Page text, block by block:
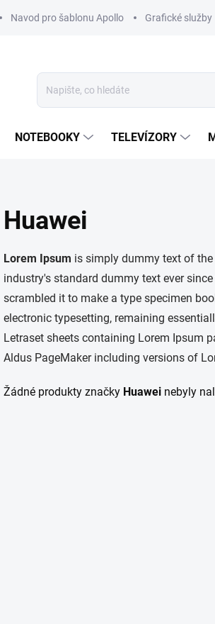
Navod pro šablonu Apollo Grafické služby
NOTEBOOKY TELEVÍZORY
Huawei
Lorem Ipsum is simply dummy text of
industry's standard dummy text ever
scrambled it to make a type specimen
electronic typesetting, remaining
Letraset sheets containing Lorem Ipsum
Aldus PageMaker including versions of
Žádné produkty značky Huawei nebyly